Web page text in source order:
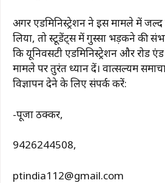
अगर एडमिनिस्ट्रेशन ने इस मामले में
लिया, तो स्टूडेंट्स में गुस्सा भड़कने की
कि यूनिवर्सिटी एडमिनिस्ट्रेशन और रोड
मामले पर तुरंत ध्यान दें। वात्सल्यम
विज्ञापन देने के लिए संपर्क करें:
-पूजा ठक्कर,
9426244508,
ptindia112@gmail.com